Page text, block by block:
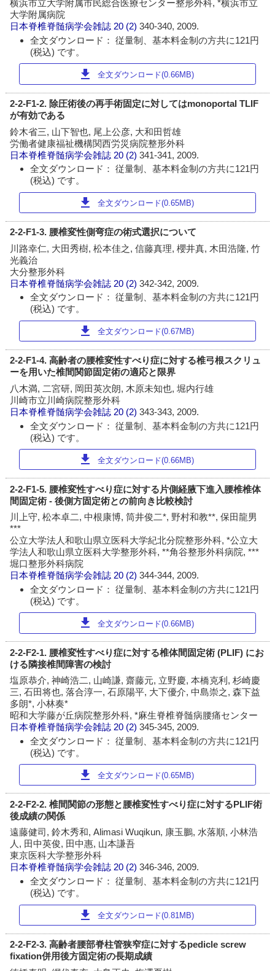
横浜市立大学附属市民総合医療センター整形外科, *横浜市立
大学附属病院
日本脊椎脊髄病学会雑誌 20 (2)340-340, 2009.
全文ダウンロード： 従量制、基本料金制の方共に121円
(税込) です。
download 全文ダウンロード(0.66MB)
2-2-F1-2. 除圧術後の再手術固定に対してはmonoportal TLIF
が有効である
鈴木省三, 山下智也, 尾上公彦, 大和田哲雄
労働者健康福祉機構関西労災病院整形外科
日本脊椎脊髄病学会雑誌 20 (2)341-341, 2009.
全文ダウンロード： 従量制、基本料金制の方共に121円
(税込) です。
download 全文ダウンロード(0.65MB)
2-2-F1-3. 腰椎変性側弯症の術式選択について
川路幸仁, 大田秀樹, 松本佳之, 信藤真理, 櫻井真, 木田浩隆, 竹
光義治
大分整形外科
日本脊椎脊髄病学会雑誌 20 (2)342-342, 2009.
全文ダウンロード： 従量制、基本料金制の方共に121円
(税込) です。
download 全文ダウンロード(0.67MB)
2-2-F1-4. 高齢者の腰椎変性すべり症に対する椎弓根スクリュ
ーを用いた椎間関節固定術の適応と限界
八木満, 二宮研, 岡田英次朗, 木原未知也, 堀内行雄
川崎市立川崎病院整形外科
日本脊椎脊髄病学会雑誌 20 (2)343-343, 2009.
全文ダウンロード： 従量制、基本料金制の方共に121円
(税込) です。
download 全文ダウンロード(0.66MB)
2-2-F1-5. 腰椎変性すべり症に対する片側経腋下進入腰椎椎体
間固定術 - 後側方固定術との前向き比較検討
川上守, 松本卓二, 中根康博, 筒井俊二*, 野村和教**, 保田龍男
***
公立大学法人和歌山県立医科大学紀北分院整形外科, *公立大
学法人和歌山県立医科大学整形外科, **角谷整形外科病院, ***
堀口整形外科病院
日本脊椎脊髄病学会雑誌 20 (2)344-344, 2009.
全文ダウンロード： 従量制、基本料金制の方共に121円
(税込) です。
download 全文ダウンロード(0.66MB)
2-2-F2-1. 腰椎変性すべり症に対する椎体間固定術 (PLIF) にお
ける隣接椎間障害の検討
塩原恭介, 神崎浩二, 山崎謙, 齋藤元, 立野慶, 本橋克利, 杉崎慶
三, 石田将也, 落合淳一, 石原陽平, 大下優介, 中島崇之, 森下益
多朗*, 小林奏*
昭和大学藤が丘病院整形外科, *麻生脊椎脊髄病腰痛センター
日本脊椎脊髄病学会雑誌 20 (2)345-345, 2009.
全文ダウンロード： 従量制、基本料金制の方共に121円
(税込) です。
download 全文ダウンロード(0.65MB)
2-2-F2-2. 椎間関節の形態と腰椎変性すべり症に対するPLIF術
後成績の関係
遠藤健司, 鈴木秀和, Alimasi Wuqikun, 康玉鵬, 水落順, 小林浩
人, 田中英俊, 田中惠, 山本謙吾
東京医科大学整形外科
日本脊椎脊髄病学会雑誌 20 (2)346-346, 2009.
全文ダウンロード： 従量制、基本料金制の方共に121円
(税込) です。
download 全文ダウンロード(0.81MB)
2-2-F2-3. 高齢者腰部脊柱管狭窄症に対するpedicle screw
fixation併用後方固定術の長期成績